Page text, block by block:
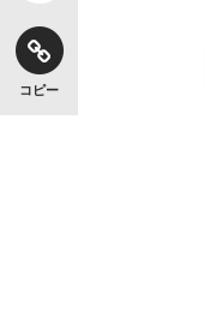
コピー